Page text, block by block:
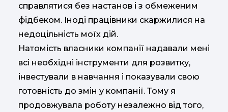
справлятися без настанов і з обмеженим
фідбеком. Іноді працівники скаржилися на
недоцільність моїх дій.
Натомість власники компанії надавали мені
всі необхідні інструменти для розвитку,
інвестували в навчання і показували свою
готовність до змін у компанії. Тому я
продовжувала роботу незалежно від того,